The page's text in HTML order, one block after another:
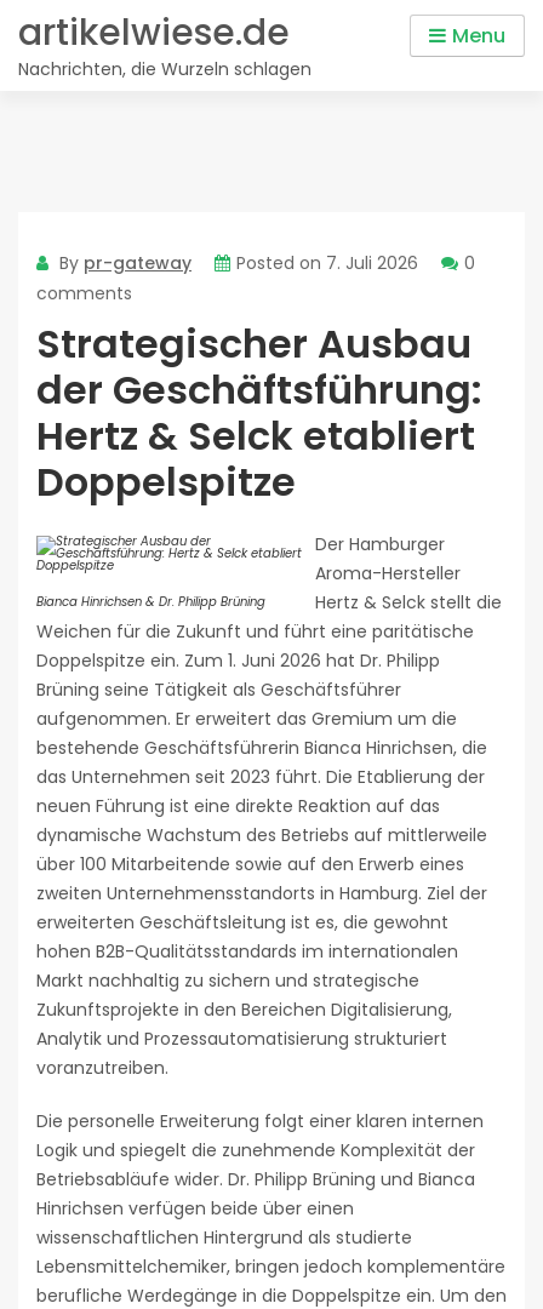
content
artikelwiese.de
Nachrichten, die Wurzeln schlagen
Menu
By pr-gateway Posted on 7. Juli 2026
0
comments
Strategischer Ausbau
der Geschäftsführung:
Hertz & Selck etabliert
Doppelspitze
Bianca Hinrichsen & Dr. Philipp Brüning
Der Hamburger
Aroma-Hersteller
Hertz & Selck stellt die
Weichen für die Zukunft und führt eine paritätische
Doppelspitze ein. Zum 1. Juni 2026 hat Dr. Philipp
Brüning seine Tätigkeit als Geschäftsführer
aufgenommen. Er erweitert das Gremium um die
bestehende Geschäftsführerin Bianca Hinrichsen, die
das Unternehmen seit 2023 führt. Die Etablierung der
neuen Führung ist eine direkte Reaktion auf das
dynamische Wachstum des Betriebs auf mittlerweile
über 100 Mitarbeitende sowie auf den Erwerb eines
zweiten Unternehmensstandorts in Hamburg. Ziel der
erweiterten Geschäftsleitung ist es, die gewohnt
hohen B2B-Qualitätsstandards im internationalen
Markt nachhaltig zu sichern und strategische
Zukunftsprojekte in den Bereichen Digitalisierung,
Analytik und Prozessautomatisierung strukturiert
voranzutreiben.
Die personelle Erweiterung folgt einer klaren internen
Logik und spiegelt die zunehmende Komplexität der
Betriebsabläufe wider. Dr. Philipp Brüning und Bianca
Hinrichsen verfügen beide über einen
wissenschaftlichen Hintergrund als studierte
Lebensmittelchemiker, bringen jedoch komplementäre
berufliche Werdegänge in die Doppelspitze ein. Um den